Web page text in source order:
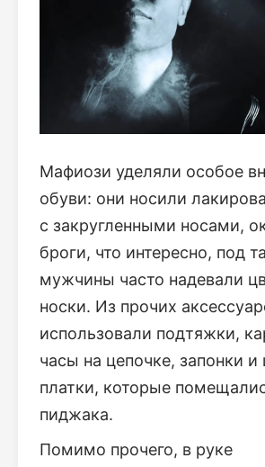
Мафиози уделяли особое
обуви: они носили
с закругленными носами,
броги, что интересно, под
мужчины часто надевали
носки. Из прочих
использовали подтяжки,
часы на цепочке, запонки
платки, которые
пиджака.
Помимо прочего, в руке